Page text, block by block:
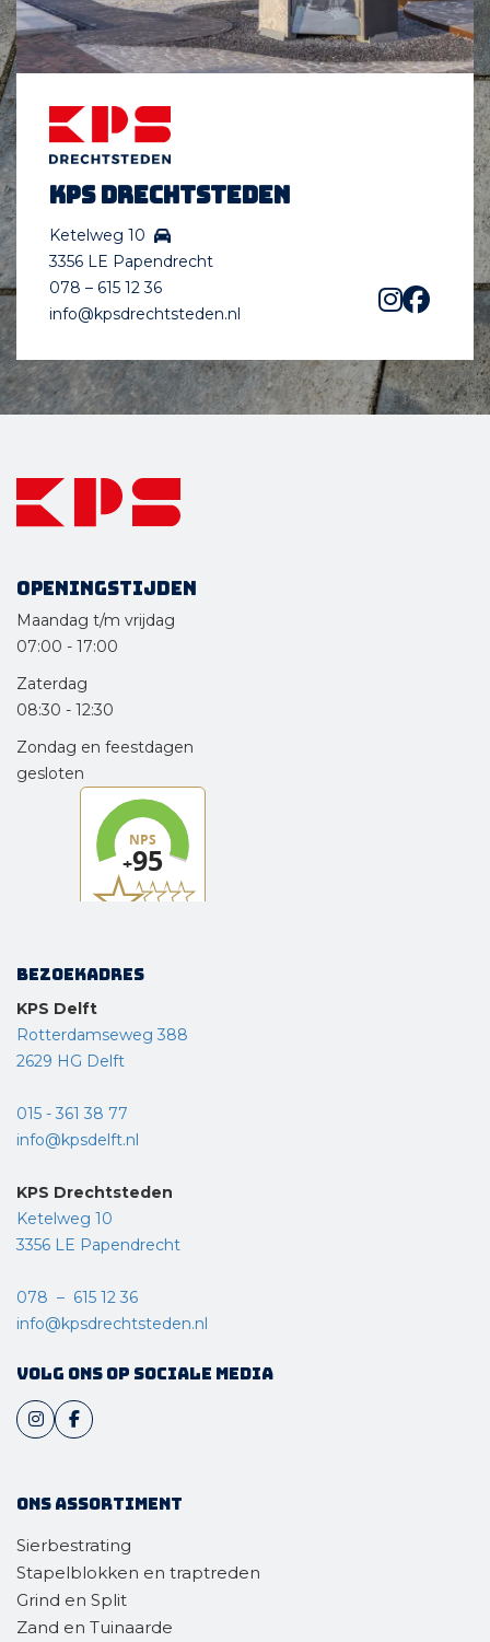
KPS Drechtsteden
Ketelweg 10
3356 LE Papendrecht
078 – 615 12 36
info@kpsdrechtsteden.nl
Openingstijden
Maandag t/m vrijdag
07:00 - 17:00
Zaterdag
08:30 - 12:30
Zondag en feestdagen
gesloten
Bezoekadres
KPS Delft
Rotterdamseweg 388
2629 HG Delft
015 - 361 38 77
info@kpsdelft.nl
KPS Drechtsteden
Ketelweg 10
3356 LE Papendrecht
078 – 615 12 36
info@kpsdrechtsteden.nl
Volg ons op sociale media
Ons assortiment
Sierbestrating
Stapelblokken en traptreden
Grind en Split
Zand en Tuinaarde